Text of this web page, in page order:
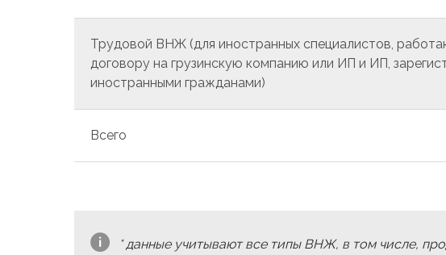
Трудовой ВНЖ (для иностранных специалистов,
договору на грузинскую компанию или ИП и ИП,
иностранными гражданами)
Всего
* данные учитывают все типы ВНЖ, в том числе,